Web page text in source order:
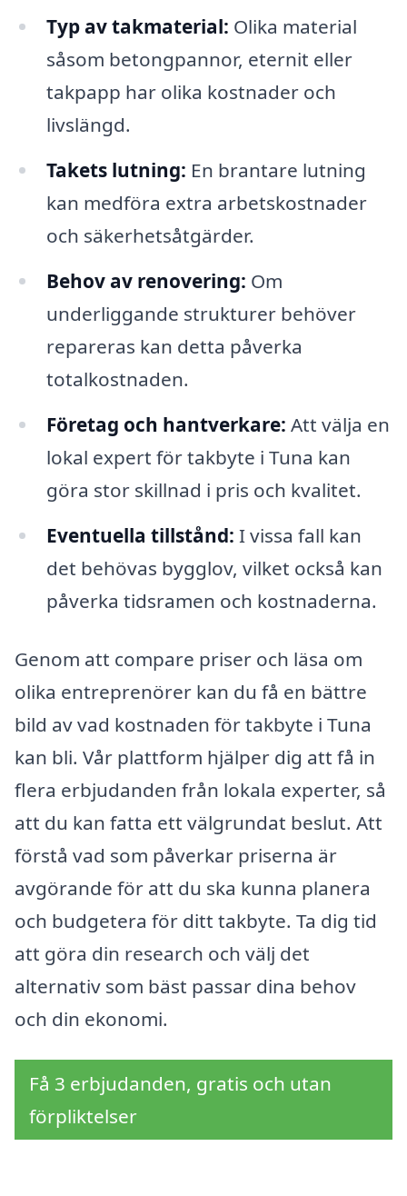
Typ av takmaterial: Olika material
såsom betongpannor, eternit eller
takpapp har olika kostnader och
livslängd.
Takets lutning: En brantare lutning
kan medföra extra arbetskostnader
och säkerhetsåtgärder.
Behov av renovering: Om
underliggande strukturer behöver
repareras kan detta påverka
totalkostnaden.
Företag och hantverkare: Att välja en
lokal expert för takbyte i Tuna kan
göra stor skillnad i pris och kvalitet.
Eventuella tillstånd: I vissa fall kan
det behövas bygglov, vilket också kan
påverka tidsramen och kostnaderna.
Genom att compare priser och läsa om
olika entreprenörer kan du få en bättre
bild av vad kostnaden för takbyte i Tuna
kan bli. Vår plattform hjälper dig att få in
flera erbjudanden från lokala experter, så
att du kan fatta ett välgrundat beslut. Att
förstå vad som påverkar priserna är
avgörande för att du ska kunna planera
och budgetera för ditt takbyte. Ta dig tid
att göra din research och välj det
alternativ som bäst passar dina behov
och din ekonomi.
Få 3 erbjudanden, gratis och utan
förpliktelser